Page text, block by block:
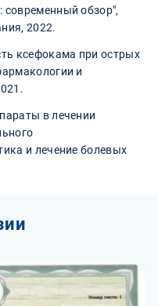
обзор",
2022.
ксефокама при острых
и
в лечении
и лечение болевых